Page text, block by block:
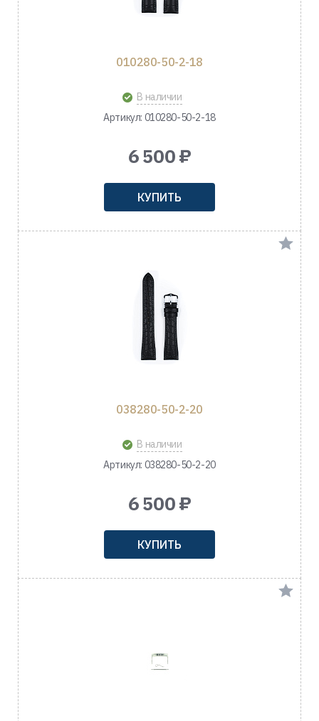
010280-50-2-18
В наличии
Артикул: 010280-50-2-18
6 500 ₽
КУПИТЬ
038280-50-2-20
В наличии
Артикул: 038280-50-2-20
6 500 ₽
КУПИТЬ